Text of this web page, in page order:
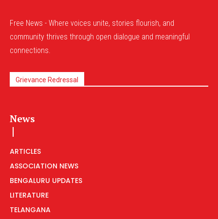
Free News - Where voices unite, stories flourish, and
community thrives through open dialogue and meaningful
connections.
Grievance Redressal
News
ARTICLES
ASSOCIATION NEWS
BENGALURU UPDATES
LITERATURE
TELANGANA